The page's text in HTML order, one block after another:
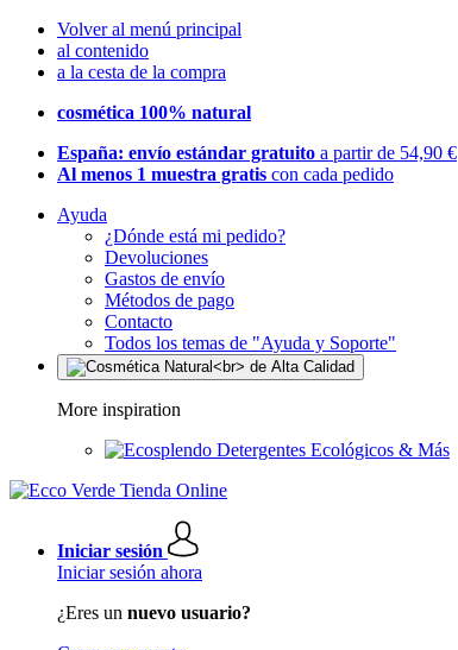
Volver al menú principal
al contenido
a la cesta de la compra
cosmética 100% natural
España: envío estándar gratuito a partir de 54,90 €
Al menos 1 muestra gratis con cada pedido
Ayuda
¿Dónde está mi pedido?
Devoluciones
Gastos de envío
Métodos de pago
Contacto
Todos los temas de "Ayuda y Soporte"
More inspiration
Detergentes Ecológicos & Más
Iniciar sesión
Iniciar sesión ahora
¿Eres un nuevo usuario?